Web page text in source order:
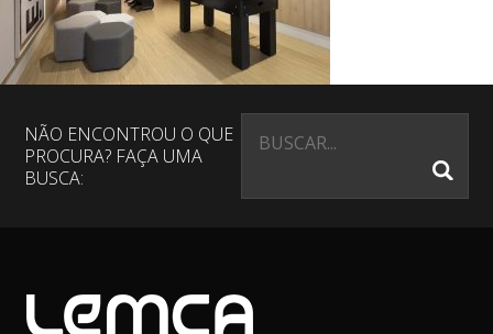
NÃO ENCONTROU O QUE
PROCURA? FAÇA UMA
BUSCA: